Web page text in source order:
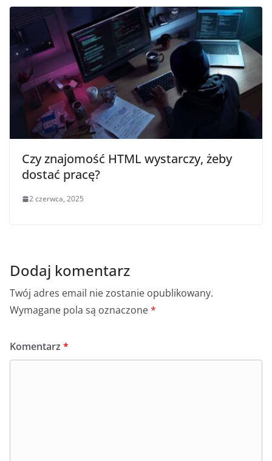
Czy znajomość HTML wystarczy, żeby
dostać pracę?
2 czerwca, 2025
Dodaj komentarz
Twój adres email nie zostanie opublikowany.
Wymagane pola są oznaczone*
Komentarz *